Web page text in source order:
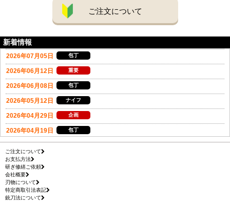
ご注文について
新着情報
ご注文について
お支払方法
研ぎ修繕ご依頼
会社概要
刃物について
特定商取引法表記
銃刀法について